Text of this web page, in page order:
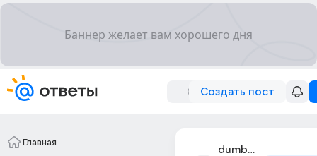
Создать пост
Главная
dumberklyumpen